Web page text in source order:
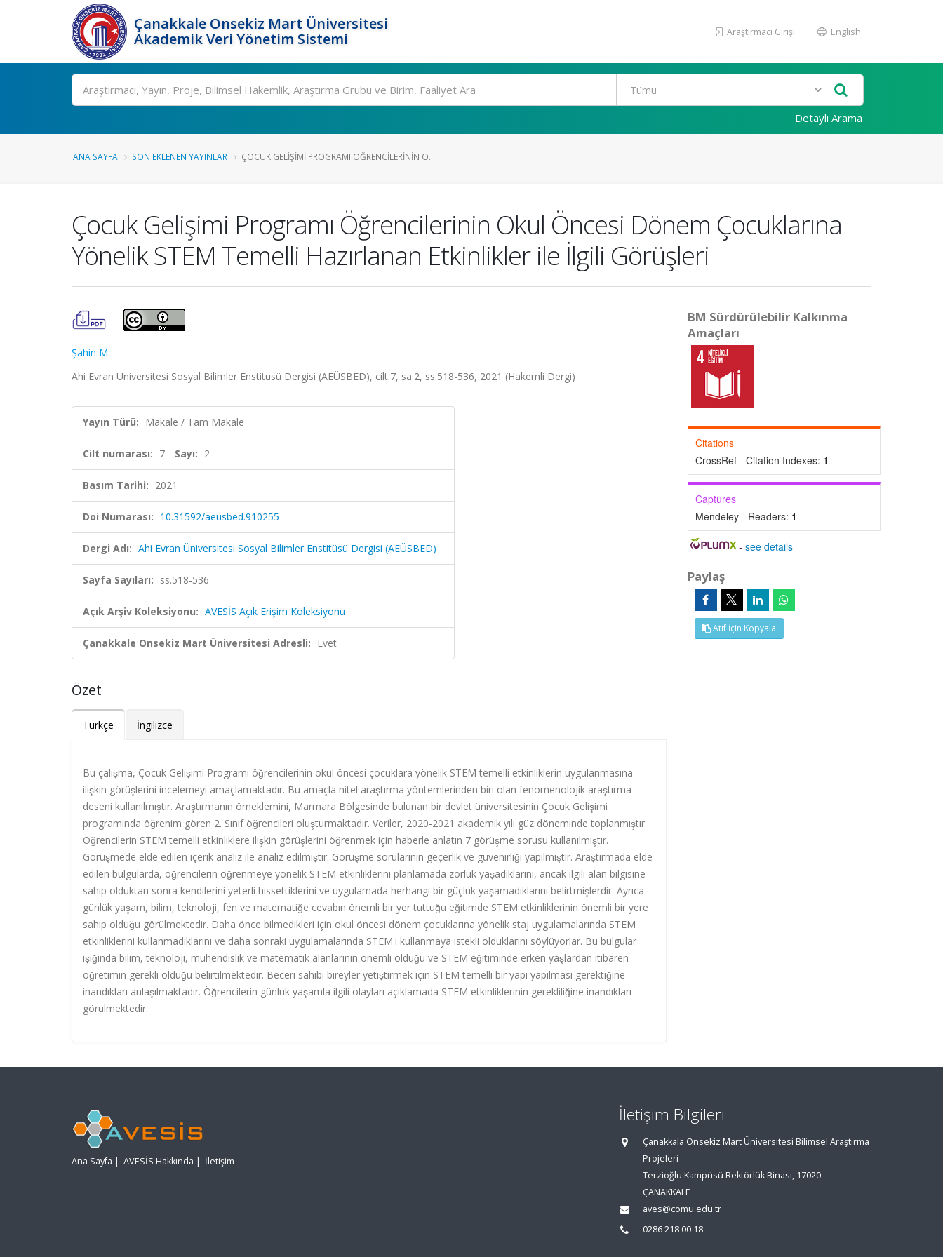
Çanakkale Onsekiz Mart Üniversitesi
Akademik Veri Yönetim Sistemi
Araştırmacı Girişi English
Ara
Detaylı Arama
ANA SAYFA SON EKLENEN YAYINLAR ÇOCUK GELIŞIMI PROGRAMI ÖĞRENCILERININ O...
Çocuk Gelişimi Programı Öğrencilerinin Okul Öncesi Dönem Çocuklarına
Yönelik STEM Temelli Hazırlanan Etkinlikler ile İlgili Görüşleri
Şahin M.
Ahi Evran Üniversitesi Sosyal Bilimler Enstitüsü Dergisi (AEÜSBED), cilt.7, sa.2, ss.518-536, 2021 (Hakemli Dergi)
Yayın Türü: Makale / Tam Makale
Cilt numarası: 7 Sayı: 2
Basım Tarihi: 2021
Doi Numarası: 10.31592/aeusbed.910255
Dergi Adı: Ahi Evran Üniversitesi Sosyal Bilimler Enstitüsü Dergisi (AEÜSBED)
Sayfa Sayıları: ss.518-536
Açık Arşiv Koleksiyonu: AVESİS Açık Erişim Koleksiyonu
Çanakkale Onsekiz Mart Üniversitesi Adresli: Evet
Özet
Türkçe İngilizce
Bu çalışma, Çocuk Gelişimi Programı öğrencilerinin okul öncesi çocuklara yönelik STEM temelli etkinliklerin uygulanmasına
ilişkin görüşlerini incelemeyi amaçlamaktadır. Bu amaçla nitel araştırma yöntemlerinden biri olan fenomenolojik araştırma
deseni kullanılmıştır. Araştırmanın örneklemini, Marmara Bölgesinde bulunan bir devlet üniversitesinin Çocuk Gelişimi
programında öğrenim gören 2. Sınıf öğrencileri oluşturmaktadır. Veriler, 2020-2021 akademik yılı güz döneminde toplanmıştır.
Öğrencilerin STEM temelli etkinliklere ilişkin görüşlerini öğrenmek için haberle anlatın 7 görüşme sorusu kullanılmıştır.
Görüşmede elde edilen içerik analiz ile analiz edilmiştir. Görüşme sorularının geçerlik ve güvenirliği yapılmıştır. Araştırmada elde
edilen bulgularda, öğrencilerin öğrenmeye yönelik STEM etkinliklerini planlamada zorluk yaşadıklarını, ancak ilgili alan bilgisine
sahip olduktan sonra kendilerini yeterli hissettiklerini ve uygulamada herhangi bir güçlük yaşamadıklarını belirtmişlerdir. Ayrıca
günlük yaşam, bilim, teknoloji, fen ve matematiğe cevabın önemli bir yer tuttuğu eğitimde STEM etkinliklerinin önemli bir yere
sahip olduğu görülmektedir. Daha önce bilmedikleri için okul öncesi dönem çocuklarına yönelik staj uygulamalarında STEM
etkinliklerini kullanmadıklarını ve daha sonraki uygulamalarında STEM'i kullanmaya istekli olduklarını söylüyorlar. Bu bulgular
ışığında bilim, teknoloji, mühendislik ve matematik alanlarının önemli olduğu ve STEM eğitiminde erken yaşlardan itibaren
öğretimin gerekli olduğu belirtilmektedir. Beceri sahibi bireyler yetiştirmek için STEM temelli bir yapı yapılması gerektiğine
inandıkları anlaşılmaktadır. Öğrencilerin günlük yaşamla ilgili olayları açıklamada STEM etkinliklerinin gerekliliğine inandıkları
görülmektedir.
BM Sürdürülebilir Kalkınma
Amaçları
Citations
CrossRef - Citation Indexes: 1
Captures
Mendeley - Readers: 1
-see details
Paylaş
Atıf İçin Kopyala
Ana Sayfa | AVESİS Hakkında | İletişim
İletişim Bilgileri
Çanakkala Onsekiz Mart Üniversitesi Bilimsel Araştırma
Projeleri
Terzioğlu Kampüsü Rektörlük Binası, 17020
ÇANAKKALE
aves@comu.edu.tr
0286 218 00 18